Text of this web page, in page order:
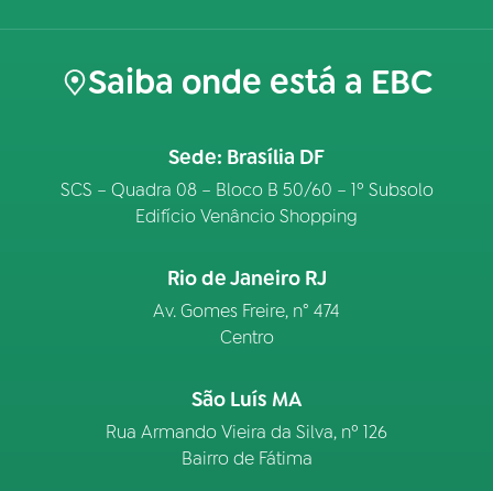
Saiba onde está a EBC
Sede: Brasília DF
SCS – Quadra 08 – Bloco B 50/60 – 1º Subsolo
Edifício Venâncio Shopping
Rio de Janeiro RJ
Av. Gomes Freire, n° 474
Centro
São Luís MA
Rua Armando Vieira da Silva, nº 126
Bairro de Fátima